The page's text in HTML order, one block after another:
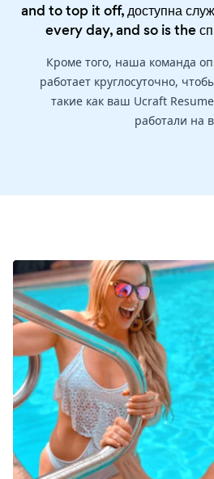
and to top it off, доступна
every day, and so is the
Кроме того, наша команда
работает круглосуточно,
такие как ваш Ucraft
работали на